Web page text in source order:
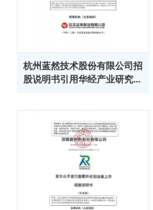
杭州蓝然技术股份有限公司招
股说明书引用华经产业研究院